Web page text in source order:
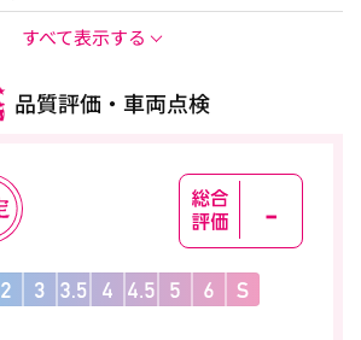
すべて表示する
品質評価・車両点検
-